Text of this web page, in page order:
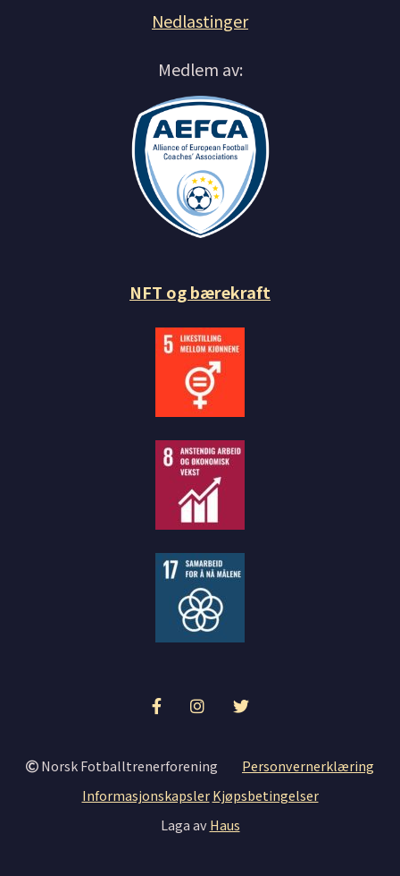
Nedlastinger
Medlem av:
NFT og bærekraft
Laga avHaus
Norsk Fotballtrenerforening Personvernerklæring
Informasjonskapsler Kjøpsbetingelser